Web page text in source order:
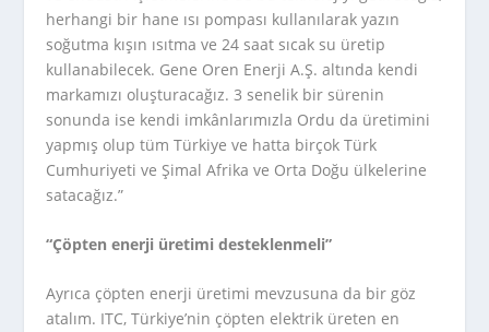
herhangi bir hane ısı pompası kullanılarak yazın
soğutma kışın ısıtma ve 24 saat sıcak su üretip
kullanabilecek. Gene Oren Enerji A.Ş. altında kendi
markamızı oluşturacağız. 3 senelik bir sürenin
sonunda ise kendi imkânlarımızla Ordu da üretimini
yapmış olup tüm Türkiye ve hatta birçok Türk
Cumhuriyeti ve Şimal Afrika ve Orta Doğu ülkelerine
satacağız.”
“Çöpten enerji üretimi desteklenmeli”
Ayrıca çöpten enerji üretimi mevzusuna da bir göz
atalım. ITC, Türkiye’nin çöpten elektrik üreten en